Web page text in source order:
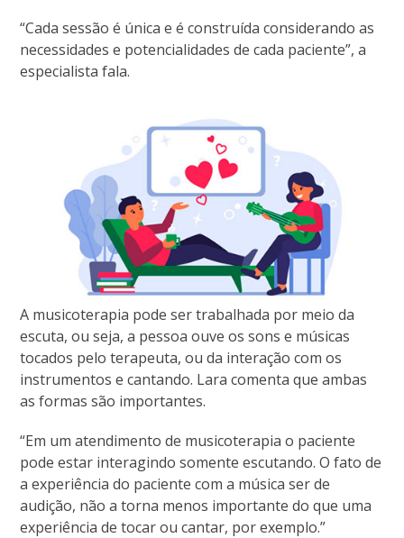
“Cada sessão é única e é construída considerando as
necessidades e potencialidades de cada paciente”, a
especialista fala.
A musicoterapia pode ser trabalhada por meio da
escuta, ou seja, a pessoa ouve os sons e músicas
tocados pelo terapeuta, ou da interação com os
instrumentos e cantando. Lara comenta que ambas
as formas são importantes.
“Em um atendimento de musicoterapia o paciente
pode estar interagindo somente escutando. O fato de
a experiência do paciente com a música ser de
audição, não a torna menos importante do que uma
experiência de tocar ou cantar, por exemplo.”